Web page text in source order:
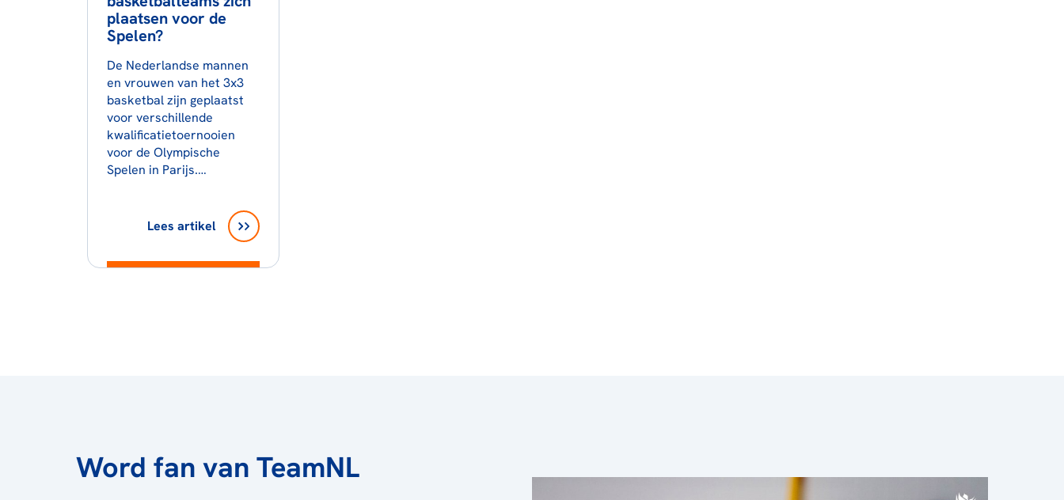
plaatsen voor de
Spelen?
De Nederlandse mannen
en vrouwen van het 3x3
basketbal zijn geplaatst
voor verschillende
kwalificatietoernooien
voor de Olympische
Spelen in Parijs.…
Lees artikel
Word fan van TeamNL